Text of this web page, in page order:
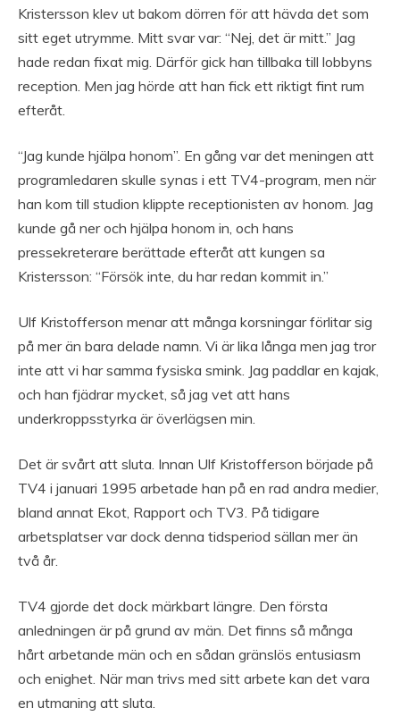
Kristersson klev ut bakom dörren för att hävda det som
sitt eget utrymme. Mitt svar var: “Nej, det är mitt.” Jag
hade redan fixat mig. Därför gick han tillbaka till lobbyns
reception. Men jag hörde att han fick ett riktigt fint rum
efteråt.
“Jag kunde hjälpa honom”. En gång var det meningen att
programledaren skulle synas i ett TV4-program, men när
han kom till studion klippte receptionisten av honom. Jag
kunde gå ner och hjälpa honom in, och hans
pressekreterare berättade efteråt att kungen sa
Kristersson: “Försök inte, du har redan kommit in.”
Ulf Kristofferson menar att många korsningar förlitar sig
på mer än bara delade namn. Vi är lika långa men jag tror
inte att vi har samma fysiska smink. Jag paddlar en kajak,
och han fjädrar mycket, så jag vet att hans
underkroppsstyrka är överlägsen min.
Det är svårt att sluta. Innan Ulf Kristofferson började på
TV4 i januari 1995 arbetade han på en rad andra medier,
bland annat Ekot, Rapport och TV3. På tidigare
arbetsplatser var dock denna tidsperiod sällan mer än
två år.
TV4 gjorde det dock märkbart längre. Den första
anledningen är på grund av män. Det finns så många
hårt arbetande män och en sådan gränslös entusiasm
och enighet. När man trivs med sitt arbete kan det vara
en utmaning att sluta.